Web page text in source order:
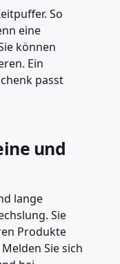
So
eine
können
Ein
passt
und
lange
Sie
Produkte
Sie sich